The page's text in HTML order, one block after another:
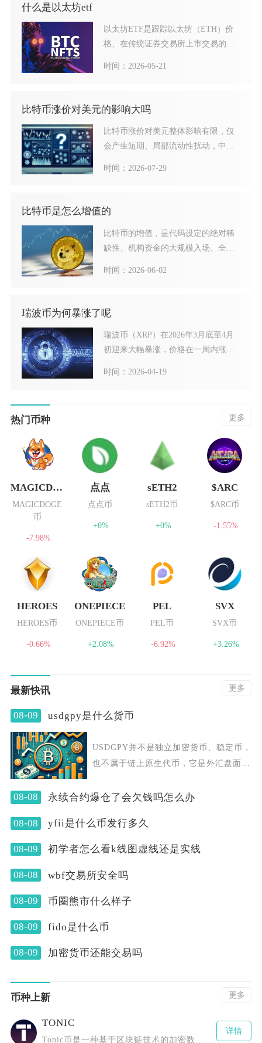
什么是以太坊etf
以太坊ETF是跟踪以太坊（ETH）价
格、在传统证券交易所上市交易的投
时间：2026-05-21
比特币涨价对美元的影响大吗
比特币涨价对美元整体影响有限，仅
会产生短期、局部流动性扰动，中长
时间：2026-07-29
比特币是怎么增值的
比特币的增值，是代码设定的绝对稀
缺性、机构资金的大规模入场、全球
时间：2026-06-02
瑞波币为何暴涨了呢
瑞波币（XRP）在2026年3月底至4月
初迎来大幅暴涨，价格在一周内涨幅
时间：2026-04-19
热门币种 更多
MAGICDOGE
MAGICDOGE
币
-7.98%
点点
点点币
+0%
sETH2
sETH2币
+0%
$ARC
$ARC币
-1.55%
HEROES
HEROES币
-0.66%
ONEPIECE
ONEPIECE币
+2.08%
PEL
PEL币
-6.92%
SVX
SVX币
+3.26%
最新快讯 更多
08-09 usdgpy是什么货币
USDGPY并不是独立加密货币、稳定币，
也不属于链上原生代币，它是外汇盘面常
08-08 永续合约爆仓了会欠钱吗怎么办
08-08 yfii是什么币发行多久
08-09 初学者怎么看k线图虚线还是实线
08-08 wbf交易所安全吗
08-09 币圈熊市什么样子
08-09 fido是什么币
08-09 加密货币还能交易吗
币种上新 更多
TONIC
详情